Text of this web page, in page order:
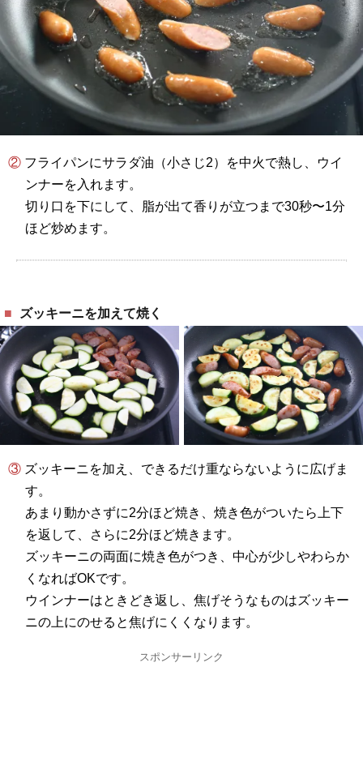
② フライパンにサラダ油（小さじ2）を中火で熱し、ウイ
ンナーを入れます。
切り口を下にして、脂が出て香りが立つまで30秒〜1分
ほど炒めます。
ズッキーニを加えて焼く
③ ズッキーニを加え、できるだけ重ならないように広げま
す。
あまり動かさずに2分ほど焼き、焼き色がついたら上下
を返して、さらに2分ほど焼きます。
ズッキーニの両面に焼き色がつき、中心が少しやわらか
くなればOKです。
ウインナーはときどき返し、焦げそうなものはズッキー
ニの上にのせると焦げにくくなります。
スポンサーリンク